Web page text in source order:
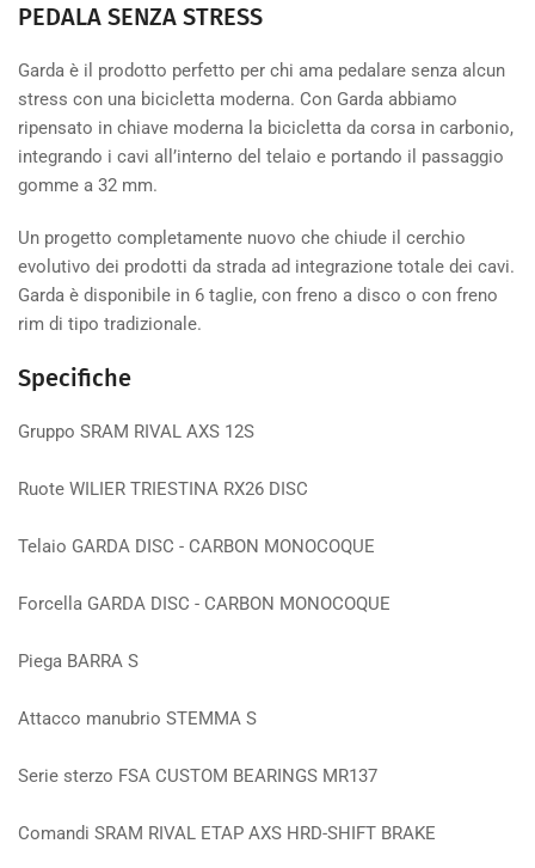
PEDALA SENZA STRESS
Garda è il prodotto perfetto per chi ama pedalare senza alcun
stress con una bicicletta moderna. Con Garda abbiamo
ripensato in chiave moderna la bicicletta da corsa in carbonio,
integrando i cavi all’interno del telaio e portando il passaggio
gomme a 32 mm.
Un progetto completamente nuovo che chiude il cerchio
evolutivo dei prodotti da strada ad integrazione totale dei cavi.
Garda è disponibile in 6 taglie, con freno a disco o con freno
rim di tipo tradizionale.
Specifiche
Gruppo SRAM RIVAL AXS 12S
Ruote WILIER TRIESTINA RX26 DISC
Telaio GARDA DISC - CARBON MONOCOQUE
Forcella GARDA DISC - CARBON MONOCOQUE
Piega BARRA S
Attacco manubrio STEMMA S
Serie sterzo FSA CUSTOM BEARINGS MR137
Comandi SRAM RIVAL ETAP AXS HRD-SHIFT BRAKE